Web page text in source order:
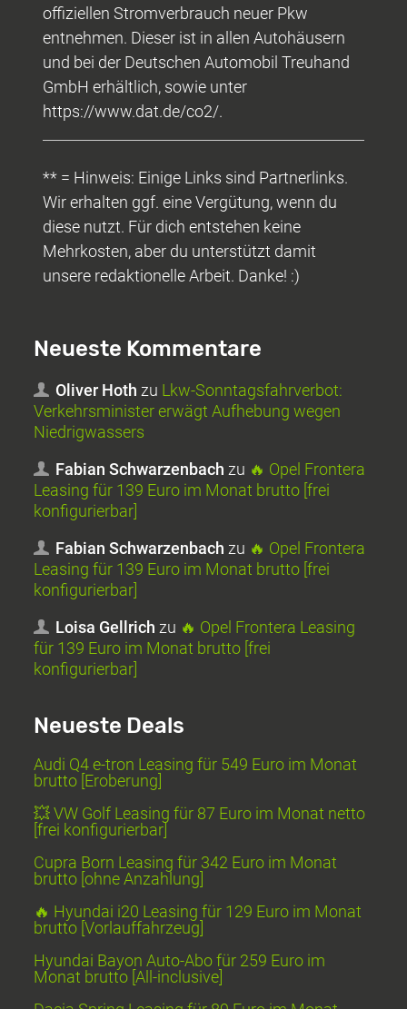
offiziellen Stromverbrauch neuer Pkw
entnehmen. Dieser ist in allen Autohäusern
und bei der Deutschen Automobil Treuhand
GmbH erhältlich, sowie unter
https://www.dat.de/co2/.
** = Hinweis: Einige Links sind Partnerlinks.
Wir erhalten ggf. eine Vergütung, wenn du
diese nutzt. Für dich entstehen keine
Mehrkosten, aber du unterstützt damit
unsere redaktionelle Arbeit. Danke! :)
Neueste Kommentare
Oliver Hoth zu Lkw-Sonntagsfahrverbot:
Verkehrsminister erwägt Aufhebung wegen
Niedrigwassers
Fabian Schwarzenbach zu 🔥 Opel Frontera
Leasing für 139 Euro im Monat brutto [frei
konfigurierbar]
Fabian Schwarzenbach zu 🔥 Opel Frontera
Leasing für 139 Euro im Monat brutto [frei
konfigurierbar]
Loisa Gellrich zu 🔥 Opel Frontera Leasing
für 139 Euro im Monat brutto [frei
konfigurierbar]
Neueste Deals
Audi Q4 e-tron Leasing für 549 Euro im Monat
brutto [Eroberung]
💥 VW Golf Leasing für 87 Euro im Monat netto
[frei konfigurierbar]
Cupra Born Leasing für 342 Euro im Monat
brutto [ohne Anzahlung]
🔥 Hyundai i20 Leasing für 129 Euro im Monat
brutto [Vorlauffahrzeug]
Hyundai Bayon Auto-Abo für 259 Euro im
Monat brutto [All-inclusive]